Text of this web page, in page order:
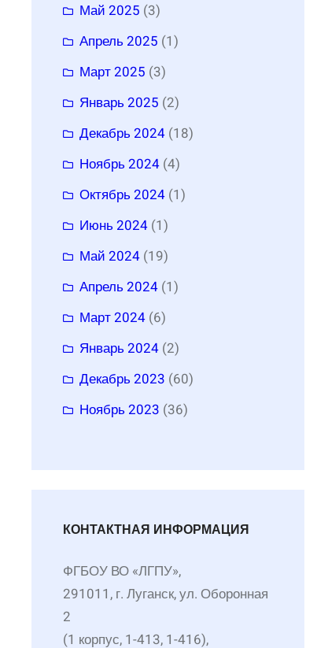
Май 2025 (3)
Апрель 2025 (1)
Март 2025 (3)
Январь 2025 (2)
Декабрь 2024 (18)
Ноябрь 2024 (4)
Октябрь 2024 (1)
Июнь 2024 (1)
Май 2024 (19)
Апрель 2024 (1)
Март 2024 (6)
Январь 2024 (2)
Декабрь 2023 (60)
Ноябрь 2023 (36)
КОНТАКТНАЯ ИНФОРМАЦИЯ
ФГБОУ ВО «ЛГПУ»,
291011, г. Луганск, ул. Оборонная
2
(1 корпус, 1-413, 1-416),